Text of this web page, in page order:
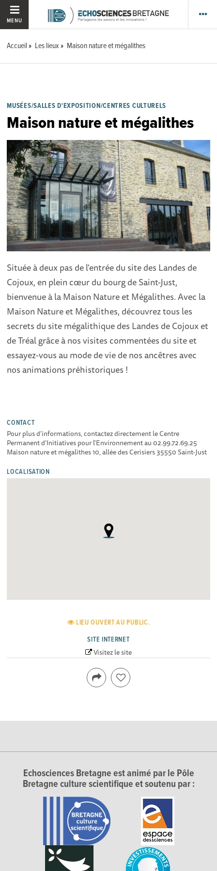
MENU
Accueil Les lieux Maison nature et mégalithes
MUSÉES/SALLES D'EXPOSITION/CENTRES CULTURELS
Maison nature et mégalithes
Située à deux pas de l'entrée du site des Landes de
Cojoux, en plein cœur du bourg de Saint-Just,
bienvenue à la Maison Nature et Mégalithes. Avec la
Maison Nature et Mégalithes, découvrez tous les
secrets du site mégalithique des Landes de Cojoux et
de Tréal grâce à nos visites commentées du site et
essayez-vous au mode de vie de nos ancêtres avec
nos animations préhistoriques !
CONTACT
Pour plus d'informations, contactez directement le Centre
Permanent d'Initiatives pour l'Environnement au 02.99.72.69.25
Maison nature et mégalithes 10, allée des Cerisiers 35550 Saint-Just
LOCALISATION
LIEU OUVERT AU PUBLIC.
SITE INTERNET
Visitez le site
Echosciences Bretagne est animé par le Pôle
Bretagne culture scientifique et soutenu par :